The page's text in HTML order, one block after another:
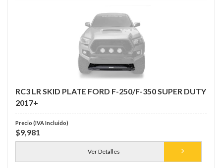
RC3 LR SKID PLATE FORD F-250/F-350 SUPER DUTY
2017+
$9,981
Ver Detalles